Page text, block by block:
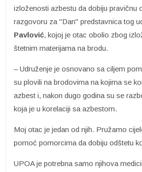
izloženosti azbestu da dobiju pravičnu
razgovoru za "Dan" predstavnica tog
Pavlović, kojoj je otac obolio zbog
štetnim materijama na brodu.
– Udruženje je osnovano sa ciljem
su plovili na brodovima na kojima se
azbest i, nakon dugo godina su se
koja je u korelaciji sa azbestom.
Moj otac je jedan od njih. Pružamo
pomoć pomorcima da dobiju odštetu
UPOA je potrebna samo njihova